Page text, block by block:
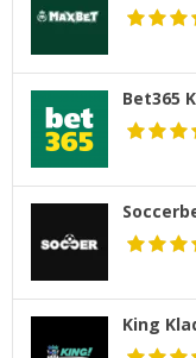
Bet365
King